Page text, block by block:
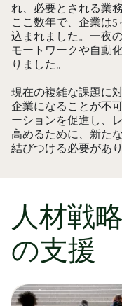
れ、必要とされる業
ここ数年で、企業は5
込まれました。一夜
モートワークや自動
りました。
現在の複雑な課題に
企業になることが不
ーションを促進し、
高めるために、新た
結びつける必要があり
人材戦
の支援